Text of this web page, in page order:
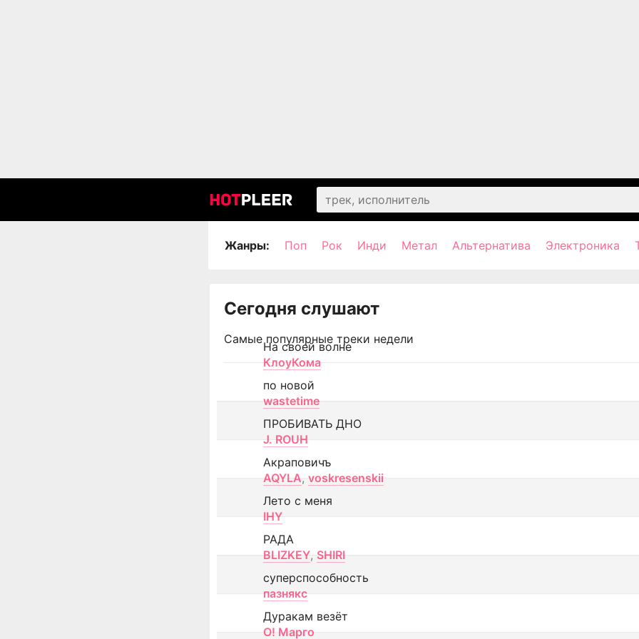
Жанры: Поп Рок Инди Метал Альтернатива Электроника
Сегодня слушают
Самые популярные треки недели
На своей волне
КлоуКома
по новой
wastetime
ПРОБИВАТЬ ДНО
J. ROUH
Акраповичъ
AQYLA, voskresenskii
Лето с меня
IHY
РАДА
BLIZKEY, SHIRI
суперспособность
пазнякс
Дуракам везёт
О! Марго